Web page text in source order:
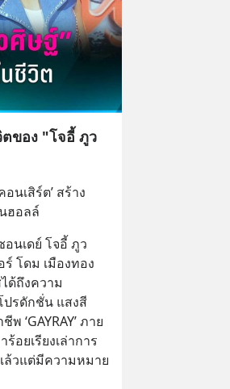
ของ "โจอี้ ภูว
นเสิร์ต’ สร้าง
ฮอลล์
นเดย์ โจอี้ ภูว
ร์ โดม เมืองทอง
ด้ถึงความ
ปรดักชั่น แสงสี
‘GAYRAY’ ภาย
อยเรียงเล่าการ
ล้วแต่มีความหมาย